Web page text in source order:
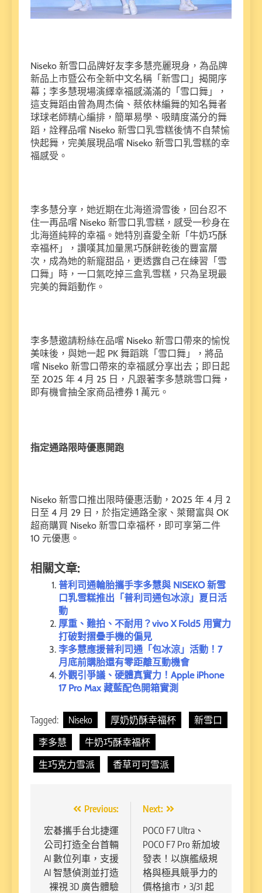
Niseko 新雪口品牌好友李多慧亮麗現身，為品牌
新品上市暨公布全新中文名稱「新雪口」揭開序
幕；李多慧現場演繹幸福感滿滿的「雪口舞」，
這支舞蹈由曾為周杰倫、蔡依林編舞的知名舞者
球球老師精心編排，簡單易學、吸睛度滿分的舞
蹈，詮釋品嚐 Niseko 新雪口乳雪糕後情不自禁愉
快起舞，完美展現品嚐 Niseko 新雪口乳雪糕的幸
福感受。
李多慧分享，她近期在北海道滑雪後，回台忍不
住一再品嚐 Niseko 新雪口乳雪糕，感受一秒身在
北海道純粹的幸福。她特別喜愛全新「牛奶巧酥
幸福杯」，讚嘆其加量黑巧酥餅乾後的豐富層
次，成為她的新寵甜品，更透露自己在練習「雪
口舞」時，一口氣吃掉三盒乳雪糕，只為呈現最
完美的舞蹈動作。
李多慧邀請粉絲在品嚐 Niseko 新雪口帶來的愉悅
美味後，與她一起 PK 舞蹈跳「雪口舞」，將品
嚐 Niseko 新雪口帶來的幸福感分享出去；即日起
至 2025 年 4 月 25 日，凡跟著李多慧跳雪口舞，
即有機會抽全家商品禮券 1 萬元。
指定通路限時優惠開跑
Niseko 新雪口推出限時優惠活動，2025 年 4 月 2
日至 4 月 29 日，於指定通路全家、萊爾富與 OK
超商購買 Niseko 新雪口幸福杯，即可享第二件
10 元優惠。
相關文章:
普利司通輪胎攜手李多慧與 NISEKO 新雪
口乳雪糕推出「普利司通包冰涼」夏日活
動
厚重、難拍、不耐用？vivo X Fold5 用實力
打破對摺疊手機的偏見
李多慧應援普利司通「包冰涼」活動！7
月底前購胎還有零距離互動機會
外觀引爭議、硬體真實力！Apple iPhone
17 Pro Max 藏藍配色開箱實測
Tagged: Niseko 厚奶奶酥幸福杯
新雪口
李多慧
牛奶巧酥幸福杯
生巧克力雪派
香草可可雪派
章
導
覽
Previous:
宏碁攜手台北捷運
公司打造全台首輛
AI 數位列車，支援
AI 智慧偵測並打造
裸視 3D 廣告體驗
Next:
POCO F7 Ultra、
POCO F7 Pro 新加坡
發表！以旗艦級規
格與極具競爭力的
價格搶市，3/31 起